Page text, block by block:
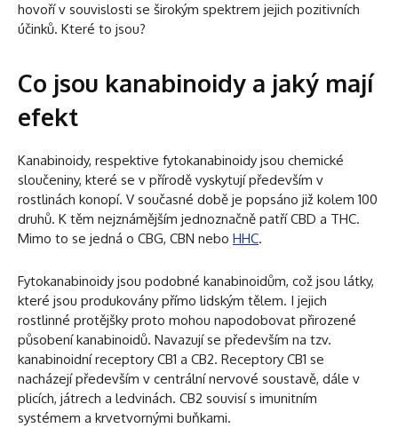
hovoří v souvislosti se širokým spektrem jejich pozitivních
účinků. Které to jsou?
Co jsou kanabinoidy a jaký mají
efekt
Kanabinoidy, respektive fytokanabinoidy jsou chemické
sloučeniny, které se v přírodě vyskytují především v
rostlinách konopí. V současné době je popsáno již kolem 100
druhů. K těm nejznámějším jednoznačně patří CBD a THC.
Mimo to se jedná o CBG, CBN nebo HHC.
Fytokanabinoidy jsou podobné kanabinoidům, což jsou látky,
které jsou produkovány přímo lidským tělem. I jejich
rostlinné protějšky proto mohou napodobovat přirozené
působení kanabinoidů. Navazují se především na tzv.
kanabinoidní receptory CB1 a CB2. Receptory CB1 se
nacházejí především v centrální nervové soustavě, dále v
plicích, játrech a ledvinách. CB2 souvisí s imunitním
systémem a krvetvornými buňkami.